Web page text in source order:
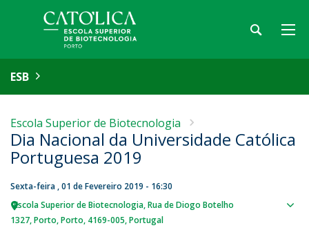
ESB
Escola Superior de Biotecnologia
Dia Nacional da Universidade Católica
Portuguesa 2019
Sexta-feira , 01 de Fevereiro 2019 - 16:30
Escola Superior de Biotecnologia Rua de Diogo Botelho
1327 Porto Porto 4169-005 Portugal